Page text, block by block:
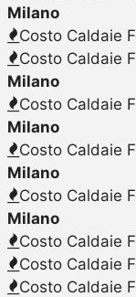
Milano
Costo Caldaie
Costo Caldaie
Milano
Costo Caldaie
Milano
Costo Caldaie
Milano
Costo Caldaie
Milano
Costo Caldaie
Costo Caldaie
Costo Caldaie